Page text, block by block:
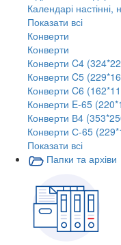
Календарі настінні,
Показати всі
Конверти
Конверти
Конверти C4
Конверти C5
Конверти C6
Конверти E-65
Конверти В4
Конверти С-65
Показати всі
Папки та архіви